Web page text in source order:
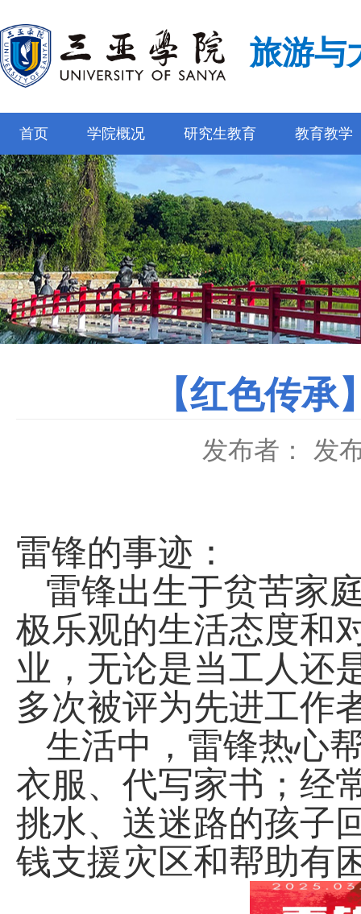
旅游与
首页 学院概况 研究生教育 教育教学
【红色传
发布者： 发
雷锋的事迹：
雷锋出生于贫苦家
极乐观的生活态度和
业，无论是当工人还
多次被评为先进工作
生活中，雷锋热心
衣服、代写家书；经
挑水、送迷路的孩子
钱支援灾区和帮助有